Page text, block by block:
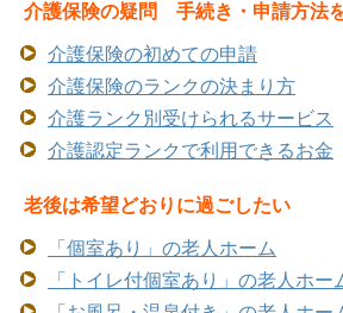
介護保険の疑問 手続き・申請方法
介護保険の初めての申請
介護保険のランクの決まり方
介護ランク別受けられるサービス
介護認定ランクで利用できるお金
老後は希望どおりに過ごしたい
「個室あり」の老人ホーム
「トイレ付個室あり」の老人ホー